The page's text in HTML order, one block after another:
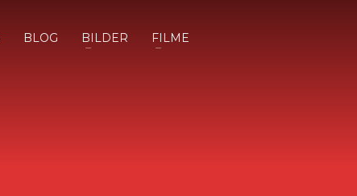
BLOG BILDER
FILME